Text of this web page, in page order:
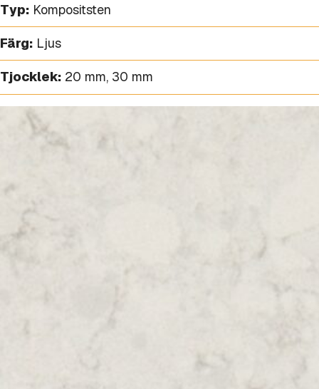
Typ: Kompositsten
Färg: Ljus
Tjocklek: 20 mm, 30 mm